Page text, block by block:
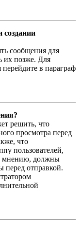
создании
сообщения для
их позже. Для
в параграф
решить, что
просмотра перед
что
пользователей,
мнению, должны
перед отправкой.